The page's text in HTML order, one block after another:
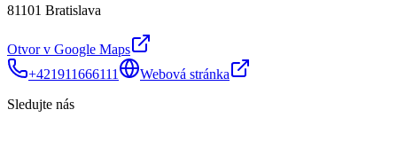
81101 Bratislava
Otvor v Google Maps
+421911666111
Webová stránka
Sledujte nás